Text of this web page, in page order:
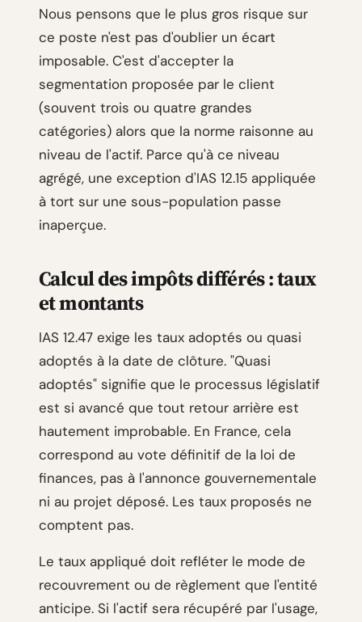
Nous pensons que le plus gros risque sur
ce poste n'est pas d'oublier un écart
imposable. C'est d'accepter la
segmentation proposée par le client
(souvent trois ou quatre grandes
catégories) alors que la norme raisonne au
niveau de l'actif. Parce qu'à ce niveau
agrégé, une exception d'IAS 12.15 appliquée
à tort sur une sous-population passe
inaperçue.
Calcul des impôts différés : taux
et montants
IAS 12.47 exige les taux adoptés ou quasi
adoptés à la date de clôture. "Quasi
adoptés" signifie que le processus législatif
est si avancé que tout retour arrière est
hautement improbable. En France, cela
correspond au vote définitif de la loi de
finances, pas à l'annonce gouvernementale
ni au projet déposé. Les taux proposés ne
comptent pas.
Le taux appliqué doit refléter le mode de
recouvrement ou de règlement que l'entité
anticipe. Si l'actif sera récupéré par l'usage,